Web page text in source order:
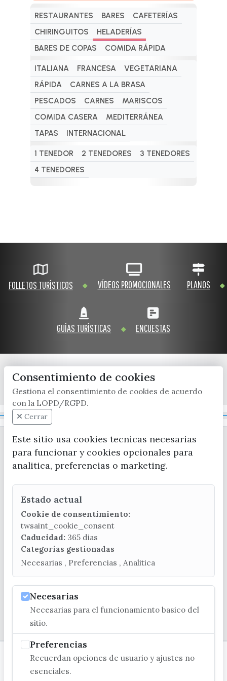
RESTAURANTES BARES
CAFETERÍAS
CHIRINGUITOS
HELADERÍAS
BARES DE COPAS
COMIDA RÁPIDA
ITALIANA FRANCESA
VEGETARIANA
RÁPIDA
CARNES A LA BRASA
PESCADOS
CARNES
MARISCOS
COMIDA CASERA
MEDITERRÁNEA
TAPAS
INTERNACIONAL
1 TENEDOR 2 TENEDORES
3 TENEDORES
4 TENEDORES
FOLLETOS TURÍSTICOS VÍDEOS PROMOCIONALES PLANOS
GUÍAS TURÍSTICAS ENCUESTAS
x / twitter facebook youtube instagram
CONTACTA CON LA OFICINA DE TURISMO
(+34) 952 541 104
turismo@velezmalaga.es
C/ Poniente, 2. CP 29740 - Torre del Mar
Consentimiento de cookies
Gestiona el consentimiento de cookies de acuerdo
con la LOPD/RGPD.
Cerrar
Este sitio usa cookies tecnicas necesarias
para funcionar y cookies opcionales para
analitica, preferencias o marketing.
Estado actual
Cookie de consentimiento:
twsaint_cookie_consent
Caducidad: 365 dias
Categorias gestionadas
Necesarias , Preferencias , Analitica
Necesarias
Necesarias para el funcionamiento basico del
sitio.
Preferencias
Recuerdan opciones de usuario y ajustes no
esenciales.